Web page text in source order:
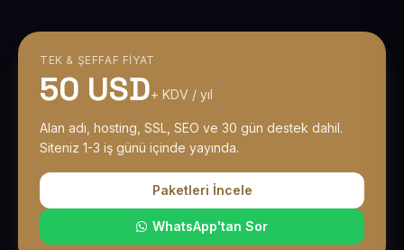
TEK & ŞEFFAF FIYAT
50 USD+ KDV / yıl
Alan adı, hosting, SSL, SEO ve 30 gün destek dahil.
Siteniz 1-3 iş günü içinde yayında.
Paketleri İncele
WhatsApp'tan Sor